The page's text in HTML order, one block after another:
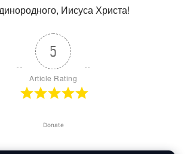
Иисуса Христа!
5
Article Rating
Donate